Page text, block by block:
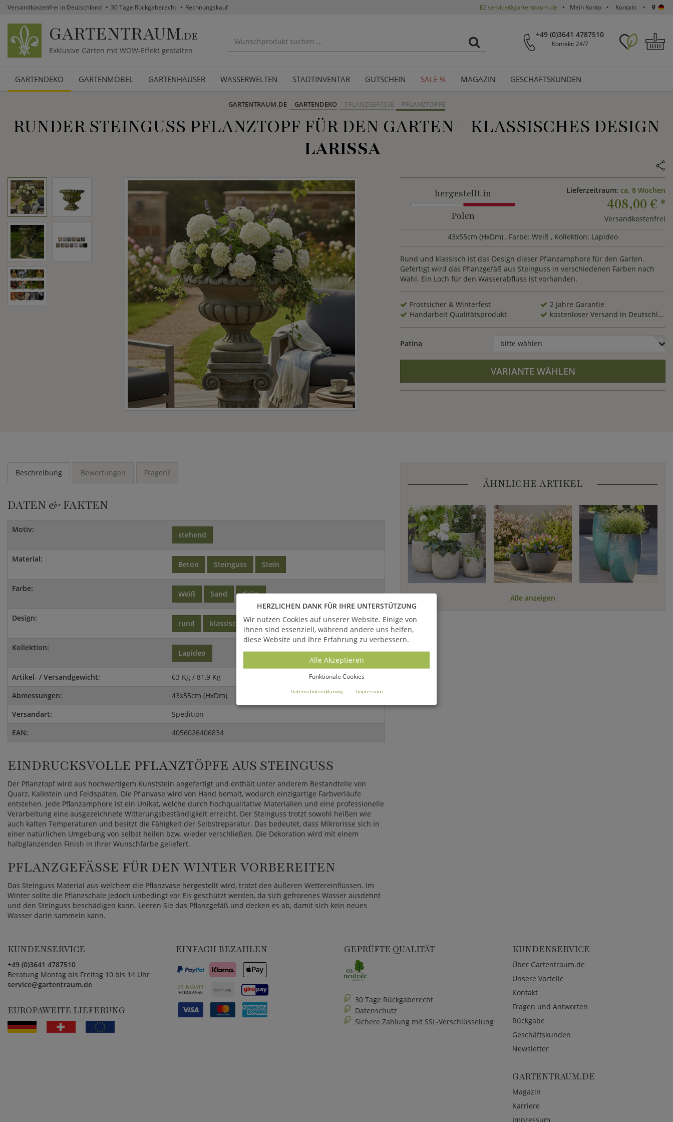
Versandkostenfrei in Deutschland 30 Tage Rückgaberecht Rechnungskauf service@gartentraum.de Mein Konto Kontakt
GARTENTRAUM.DE
Exklusive Gärten mit WOW-Effekt gestalten
+49 (0)3641 4787510
Kontakt: 24/7
GARTENDEKO GARTENMÖBEL GARTENHÄUSER WASSERWELTEN STADTINVENTAR GUTSCHEIN SALE % MAGAZIN GESCHÄFTSKUNDEN
GARTENTRAUM.DE GARTENDEKO PFLANZGEFÄSSE PFLANZTÖPFE
RUNDER STEINGUSS PFLANZTOPF FÜR DEN GARTEN - KLASSISCHES DESIGN
- LARISSA
hergestellt in
Polen
Lieferzeitraum: ca. 8 Wochen
408,00 € *
Versandkostenfrei
43x55cm (HxDm) , Farbe: Weiß , Kollektion: Lapideo
Rund und klassisch ist das Design dieser Pflanzamphore für den Garten.
Gefertigt wird das Pflanzgefäß aus Steinguss in verschiedenen Farben nach
Wahl. Ein Loch für den Wasserabfluss ist vorhanden.
Frostsicher & Winterfest
2 Jahre Garantie
Handarbeit Qualitätsprodukt
kostenloser Versand in Deutschland
Patina bitte wählen
VARIANTE WÄHLEN
Beschreibung Bewertungen Fragen?
DATEN & FAKTEN
Motiv:
stehend
Material:
Beton Steinguss Stein
Farbe:
Weiß Sand Grün
Design:
rund klassisch
Kollektion:
Lapideo
Artikel- / Versandgewicht:
63 Kg / 81,9 Kg
Abmessungen:
43x55cm (HxDm)
Versandart:
Spedition
EAN:
4056026406834
EINDRUCKSVOLLE PFLANZTÖPFE AUS STEINGUSS
Der Pflanztopf wird aus hochwertigem Kunststein angefertigt und enthält unter anderem Bestandteile von
Quarz, Kalkstein und Feldspäten. Die Pflanvase wird von Hand bemalt, wodurch einzigartige Farbverläufe
entstehen. Jede Pflanzamphore ist ein Unikat, welche durch hochqualitative Materialien und eine professionelle
Verarbeitung eine ausgezeichnete Witterungsbeständigkeit erreicht. Der Steinguss trotzt sowohl heißen wie
auch kalten Temperaturen und besitzt die Fähigkeit der Selbstreparatur. Das bedeutet, dass Mikrorisse sich in
einer natürlichen Umgebung von selbst heilen bzw. wieder verschließen. Die Dekoration wird mit einem
halbglänzenden Finish in Ihrer Wunschfarbe geliefert.
PFLANZGEFÄSSE FÜR DEN WINTER VORBEREITEN
Das Steinguss Material aus welchem die Pflanzvase hergestellt wird, trotzt den äußeren Wettereinflüssen. Im
Winter sollte die Pflanzschale jedoch unbedingt vor Eis geschützt werden, da sich gefrorenes Wasser ausdehnt
und den Steinguss beschädigen kann. Leeren Sie das Pflanzgefäß und decken es ab, damit sich kein neues
Wasser darin sammeln kann.
ÄHNLICHE ARTIKEL
Alle anzeigen
KUNDENSERVICE
+49 (0)3641 4787510
Beratung Montag bis Freitag 10 bis 14 Uhr
service@gartentraum.de
EUROPAWEITE LIEFERUNG
EINFACH BEZAHLEN GEPRÜFTE QUALITÄT
30 Tage Rückgaberecht
Datenschutz
Sichere Zahlung mit SSL-Verschlüsselung
KUNDENSERVICE
Über Gartentraum.de
Unsere Vorteile
Kontakt
Fragen und Antworten
Rückgabe
Geschäftskunden
Newsletter
GARTENTRAUM.DE
Magazin
Karriere
Impressum
HERZLICHEN DANK FÜR IHRE UNTERSTÜTZUNG
Wir nutzen Cookies auf unserer Website. Einige von
ihnen sind essenziell, während andere uns helfen,
diese Website und Ihre Erfahrung zu verbessern.
Alle Akzeptieren
Funktionale Cookies
Datenschutzerklärung Impressum